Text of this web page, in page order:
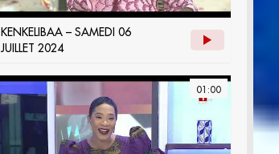
KENKELIBAA – SAMEDI 06
JUILLET 2024
01:00